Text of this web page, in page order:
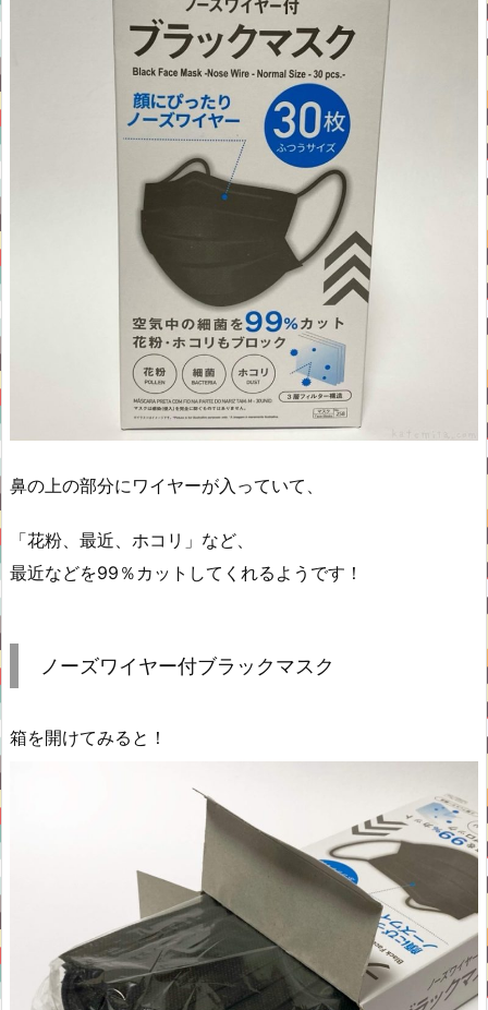
鼻の上の部分にワイヤーが入っていて、
「花粉、最近、ホコリ」など、
最近などを99％カットしてくれるようです！
ノーズワイヤー付ブラックマスク
箱を開けてみると！